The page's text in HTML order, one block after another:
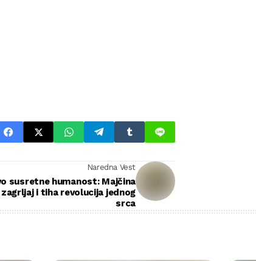
Naredna Vest
susretne humanost: Majčina
i tiha revolucija jednog
srca